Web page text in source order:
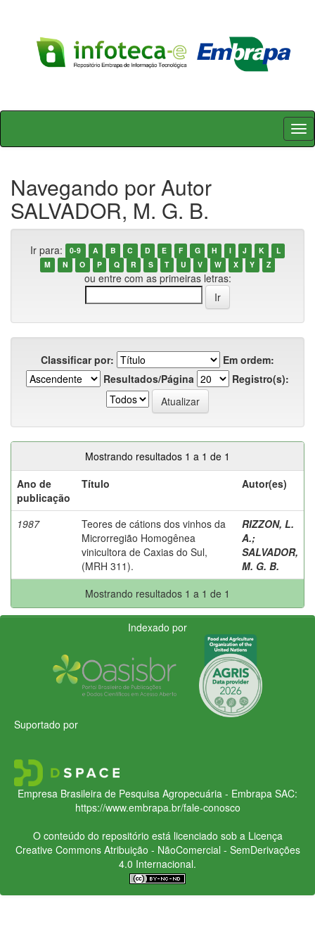
Skip
Navegando por Autor
SALVADOR, M. G. B.
Ir para: 0-9 A B C D E F G H I J K
L
M
N O P Q R S T U V W X Y Z
ou entre com as primeiras letras:
Classificar por:
Em ordem:
Resultados/Página
Registro(s):
Mostrando resultados 1 a 1 de 1
Ano de
publicação
Título Autor(es)
1987
Teores de cátions dos vinhos da
Microrregião Homogênea
vinicultora de Caxias do Sul,
(MRH 311).
RIZZON, L.
A.;
SALVADOR,
M. G. B.
Mostrando resultados 1 a 1 de 1
Indexado por
Suportado por
Empresa Brasileira de Pesquisa Agropecuária - Embrapa SAC:
https://www.embrapa.br/fale-conosco
O conteúdo do repositório está licenciado sob a Licença
Creative CommonsAtribuição - NãoComercial - SemDerivações
4.0 Internacional.